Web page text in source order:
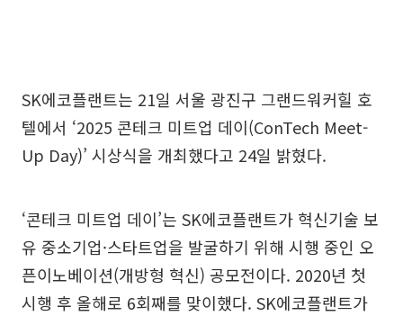
SK에코플랜트는 21일 서울 광진구 그랜드워커힐 호
텔에서 ‘2025 콘테크 미트업 데이(ConTech Meet-
Up Day)’ 시상식을 개최했다고 24일 밝혔다.
‘콘테크 미트업 데이’는 SK에코플랜트가 혁신기술 보
유 중소기업·스타트업을 발굴하기 위해 시행 중인 오
픈이노베이션(개방형 혁신) 공모전이다. 2020년 첫
시행 후 올해로 6회째를 맞이했다. SK에코플랜트가